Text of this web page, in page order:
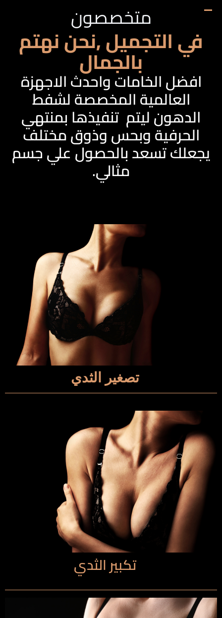
متخصصون
في التجميل ,نحن نهتم
بالجمال
افضل الخامات واحدث الاجهزة
العالمية المخصصة لشفط
الدهون ليتم تنفيذها بمنتهي
الحرفية وبحس وذوق مختلف
يجعلك تسعد بالحصول علي جسم
مثالي.
تصغير الثدي
تكبير الثدي